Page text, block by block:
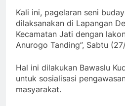
Kali ini, pagelaran seni
dilaksanakan di Lapangan
Kecamatan Jati dengan
Anurogo Tanding”, Sabtu
Hal ini dilakukan Bawaslu
untuk sosialisasi
masyarakat.